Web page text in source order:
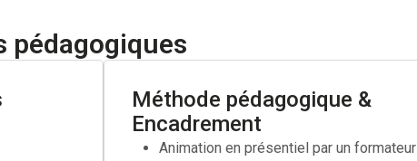
pédagogiques
Méthode pédagogique &
Encadrement
Animation en présentiel par un formateur